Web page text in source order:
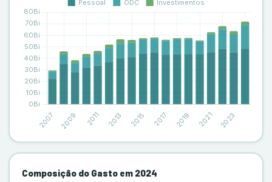
Composição do Gasto em 2024